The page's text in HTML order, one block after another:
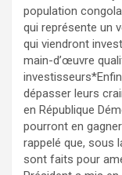
population
qui représente un
qui viendront
main-d’œuvre
dépasser leurs
en République
pourront en
rappelé que, sous
sont faits pour